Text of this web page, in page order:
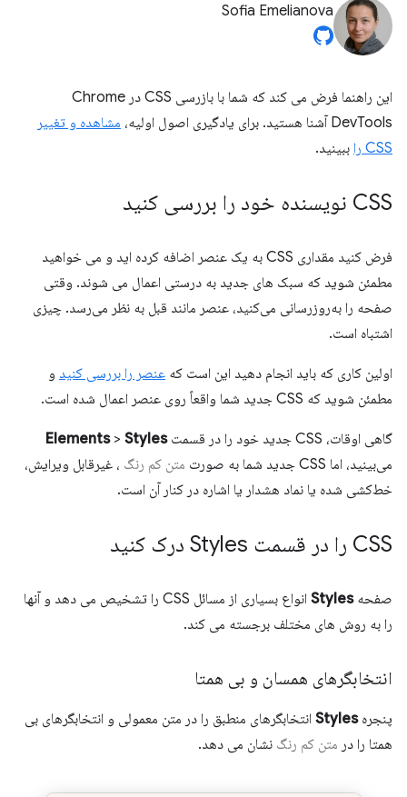
Sofia Emelianova
این راهنما فرض می کند که شما با بازرسی CSS در Chrome
DevTools آشنا هستید. برای یادگیری اصول اولیه،
مشاهده و تغییر
CSS را
ببینید.
CSS نویسنده خود را بررسی کنید
فرض کنید مقداری CSS به یک عنصر اضافه کرده اید و می خواهید
مطمئن شوید که سبک های جدید به درستی اعمال می شوند. وقتی
صفحه را به‌روزرسانی می‌کنید، عنصر مانند قبل به نظر می‌رسد. چیزی
اشتباه است.
اولین کاری که باید انجام دهید این است که عنصر را بررسی کنید و
مطمئن شوید که CSS جدید شما واقعاً روی عنصر اعمال شده است.
گاهی اوقات، CSS جدید خود را در قسمت Elements> Styles
می‌بینید، اما CSS جدید شما به صورت
متن کم رنگ ، غیرقابل ویرایش،
خط‌کشی شده یا نماد هشدار یا اشاره در کنار آن است.
CSS را در قسمت Styles درک کنید
صفحهStyles
انواع بسیاری از مسائل CSS را تشخیص می دهد و آنها
را به روش های مختلف برجسته می کند.
انتخابگرهای همسان و بی همتا
پنجرهStyles انتخابگرهای منطبق را در متن معمولی و انتخابگرهای بی
همتا را در متن کم رنگ نشان می دهد.